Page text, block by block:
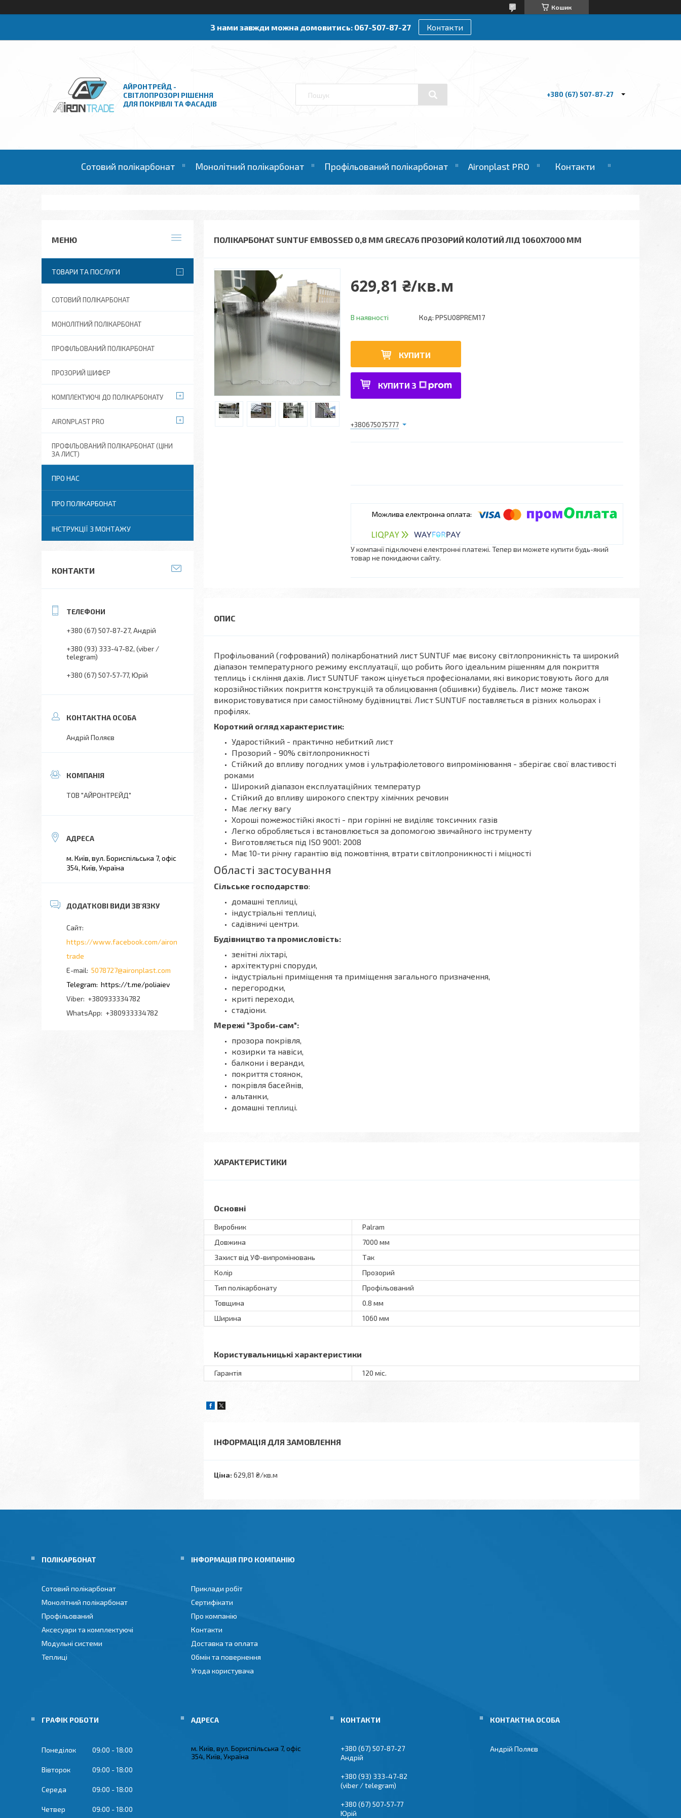
Кошик
З нами завжди можна домовитись: 067-507-87-27 Контакти
АЙРОНТРЕЙД -
СВІТЛОПРОЗОРІ РІШЕННЯ
ДЛЯ ПОКРІВЛІ ТА ФАСАДІВ
+380 (67) 507-87-27
Сотовий полікарбонат Монолітний полікарбонат Профільований полікарбонат Aironplast PRO Контакти
ПОЛІКАРБОНАТ SUNTUF EMBOSSED 0,8 ММ GRECA76 ПРОЗОРИЙ КОЛОТИЙ ЛІД 1060X7000 ММ
629,81 ₴/кв.м
В наявності Код: PPSU08PREM17
КУПИТИ
КУПИТИ З
+380675075777
У компанії підключені електронні платежі. Тепер ви можете купити будь-який
товар не покидаючи сайту.
Профільований (гофрований) полікарбонатний лист SUNTUF має високу світлопроникність та широкий
діапазон температурного режиму експлуатації, що робить його ідеальним рішенням для покриття
теплиць і скління дахів. Лист SUNTUF також цінується професіоналами, які використовують його для
корозійностійких покриття конструкцій та облицювання (обшивки) будівель. Лист може також
використовуватися при самостійному будівництві. Лист SUNTUF поставляється в різних кольорах і
профілях.
Короткий огляд характеристик:
Ударостійкий - практично небиткий лист
Прозорий - 90% світлопроникності
Стійкий до впливу погодних умов і ультрафіолетового випромінювання - зберігає свої властивості
роками
Широкий діапазон експлуатаційних температур
Стійкий до впливу широкого спектру хімічних речовин
Має легку вагу
Хороші пожежостійкі якості - при горінні не виділяє токсичних газів
Легко обробляється і встановлюється за допомогою звичайного інструменту
Виготовляється під ISO 9001: 2008
Має 10-ти річну гарантію від пожовтіння, втрати світлопроникності і міцності
Області застосування
Сільське господарство:
домашні теплиці,
індустріальні теплиці,
садівничі центри.
Будівництво та промисловість:
зенітні ліхтарі,
архітектурні споруди,
індустріальні приміщення та приміщення загального призначення,
перегородки,
криті переходи,
стадіони.
Мережі "Зроби-cам":
прозора покрівля,
козирки та навіси,
балкони і веранди,
покриття стоянок,
покрівля басейнів,
альтанки,
домашні теплиці.
ХАРАКТЕРИСТИКИ
Основні
Виробник
Palram
Довжина
7000 мм
Захист від УФ-випромінювань
Так
Колір
Прозорий
Тип полікарбонату
Профільований
Товщина
0.8 мм
Ширина
1060 мм
Користувальницькі характеристики
Гарантія 120 міс.
ІНФОРМАЦІЯ ДЛЯ ЗАМОВЛЕННЯ
Ціна: 629,81 ₴/кв.м
ТОВАРИ ТА ПОСЛУГИ
СОТОВИЙ ПОЛІКАРБОНАТ
МОНОЛІТНИЙ ПОЛІКАРБОНАТ
ПРОФІЛЬОВАНИЙ ПОЛІКАРБОНАТ
ПРОЗОРИЙ ШИФЕР
КОМПЛЕКТУЮЧІ ДО ПОЛІКАРБОНАТУ
AIRONPLAST PRO
ПРОФІЛЬОВАНИЙ ПОЛІКАРБОНАТ (ЦІНИ
ЗА ЛИСТ)
ПРО НАС
ПРО ПОЛІКАРБОНАТ
ІНСТРУКЦІЇ З МОНТАЖУ
КОНТАКТИ
+380 (67) 507-87-27 Андрій
+380 (93) 333-47-82 (viber /
telegram)
+380 (67) 507-57-77 Юрій
Андрій Поляєв
ТОВ "АЙРОНТРЕЙД"
м. Київ, вул. Бориспільська 7, офіс
354, Київ, Україна
https://www.facebook.com/airon
trade
5078727@aironplast.com
https://t.me/poliaiev
+380933334782
+380933334782
ПОЛІКАРБОНАТ
Сотовий полікарбонат
Монолітний полікарбонат
Профільований
Аксесуари та комплектуючі
Модульні системи
Теплиці
ІНФОРМАЦІЯ ПРО КОМПАНІЮ
Приклади робіт
Сертифікати
Про компанію
Контакти
Доставка та оплата
Обмін та повернення
Угода користувача
ГРАФІК РОБОТИ
Понеділок 09:00 18:00
Вівторок 09:00 18:00
Середа 09:00 18:00
Четвер 09:00 18:00
м. Київ, вул. Бориспільська 7, офіс
354, Київ, Україна
+380 (67) 507-87-27
Андрій
+380 (93) 333-47-82
(viber / telegram)
+380 (67) 507-57-77
Юрій
Андрій Поляєв